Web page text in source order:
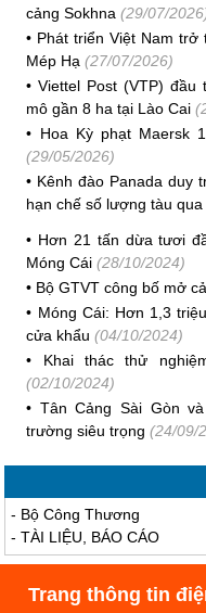
cảng Sokhna (29/07/
• Phát triển Việt Nam
Mép Hạ (27/07/2026)
•Viettel Post (VTP)
mô gần 8 ha tại Lào Cai
• Hoa Kỳ phạt Maersk
(29/05/2026)
• Kênh đào Panada duy
hạn chế số lượng tàu
• Hơn 21 tấn dừa tươi
Móng Cái (28/10/2024)
• Bộ GTVT công bố mở
• Móng Cái: Hơn 1,3
cửa khẩu (04/10/2024)
• Khai thác thử
(02/10/2024)
• Tân Cảng Sài Gòn
trường siêu trọng (24/09/
- Bộ Công Thương
-TÀI LIỆU, BÁO CÁO
Trang thông tin